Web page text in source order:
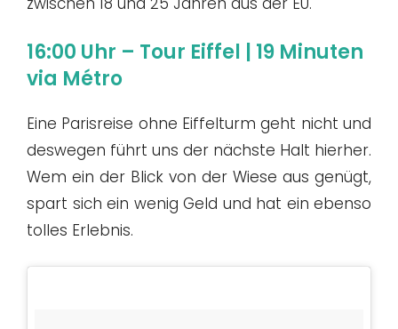
16:00 Uhr – Tour Eiffel | 19 Minuten
via Métro
Eine Parisreise ohne Eiffelturm geht nicht und
deswegen führt uns der nächste Halt hierher.
Wem ein der Blick von der Wiese aus genügt,
spart sich ein wenig Geld und hat ein ebenso
tolles Erlebnis.